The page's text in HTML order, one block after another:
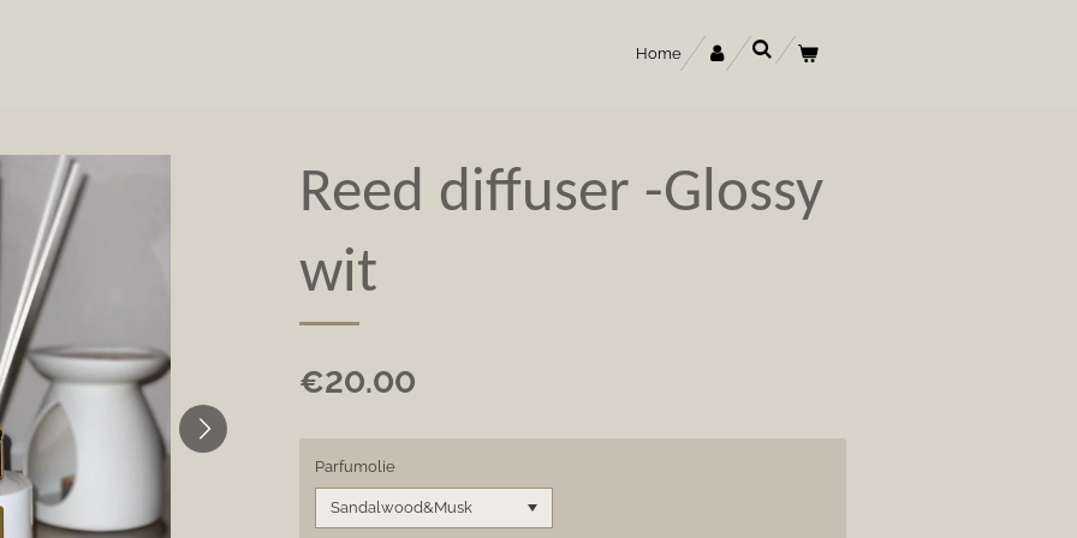
Home
Reed diffuser -Glossy
wit
€20.00
Parfumolie